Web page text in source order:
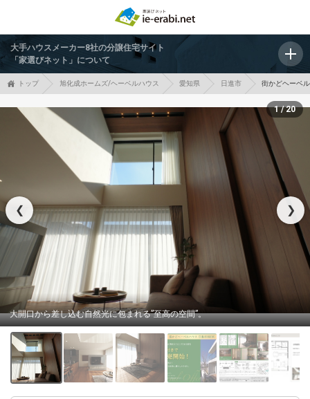
大手ハウスメーカー8社の分譲住宅サイト
「家選びネット」について
トップ 旭化成ホームズ/ヘーベルハウス 愛知県 日進市 街かどヘーベ
❮
大開口から差し込む自然光に包まれる”至高の空間”。
❯
1 / 20